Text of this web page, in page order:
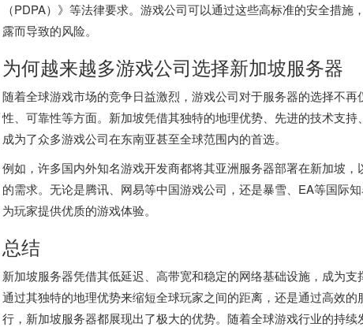
（PDPA）》等法律要求。游戏公司可以通过这些高标准的安全措
露而导致的风险。
为何越来越多游戏公司选择新加坡服务器
随着全球游戏市场的竞争日益激烈，游戏公司对于服务器的选择不
性、可靠性等方面。新加坡凭借其独特的地理优势、先进的技术支
成为了众多游戏公司在东南亚甚至全球范围内的首选。
例如，许多国内外知名游戏开发商都将其亚洲服务器部署在新加坡
的需求。无论是腾讯、网易等中国游戏公司，还是暴雪、EA等国际
为玩家提供优质的游戏体验。
总结
新加坡服务器凭借其低延迟、高带宽和稳定的网络基础设施，成为
通过其独特的地理优势来缩短全球玩家之间的距离，还是通过高效
行，新加坡服务器都展现出了极大的优势。随着全球游戏行业的持续